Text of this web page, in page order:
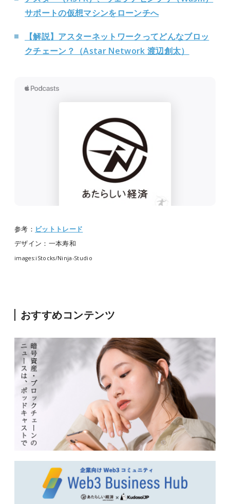
サポートの仮想マシンをローンチへ
【解説】アスターネットワークってどんなブロッ
クチェーン？（Astar Network 渡辺創太）
参考： ビットトレード
デザイン：一本寿和
images:iStocks/Ninja-Studio
おすすめコンテンツ